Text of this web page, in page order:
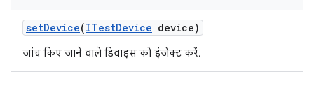
setDevice(ITestDevice device)
जांच किए जाने वाले डिवाइस को इंजेक्ट करें.